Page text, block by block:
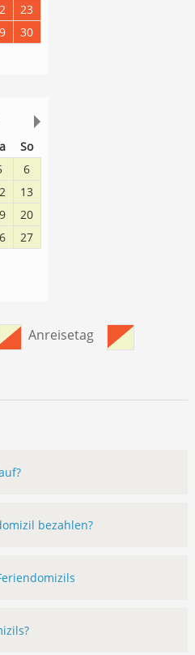
23
30
So
6
13
20
27
Anreisetag
bezahlen?